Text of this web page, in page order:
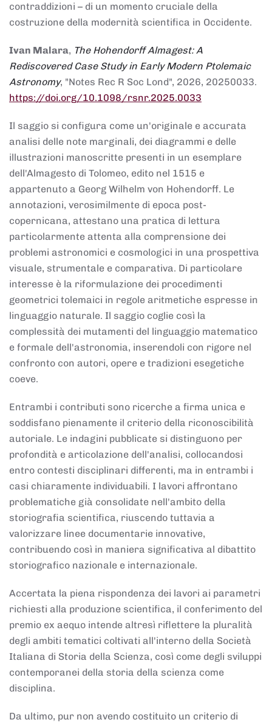
contraddizioni – di un momento cruciale della
costruzione della modernità scientifica in Occidente.
Ivan Malara, The Hohendorff Almagest: A
Rediscovered Case Study in Early Modern Ptolemaic
Astronomy, "Notes Rec R Soc Lond", 2026, 20250033.
https://doi.org/10.1098/rsnr.2025.0033
Il saggio si configura come un'originale e accurata
analisi delle note marginali, dei diagrammi e delle
illustrazioni manoscritte presenti in un esemplare
dell'Almagesto di Tolomeo, edito nel 1515 e
appartenuto a Georg Wilhelm von Hohendorff. Le
annotazioni, verosimilmente di epoca post-
copernicana, attestano una pratica di lettura
particolarmente attenta alla comprensione dei
problemi astronomici e cosmologici in una prospettiva
visuale, strumentale e comparativa. Di particolare
interesse è la riformulazione dei procedimenti
geometrici tolemaici in regole aritmetiche espresse in
linguaggio naturale. Il saggio coglie così la
complessità dei mutamenti del linguaggio matematico
e formale dell'astronomia, inserendoli con rigore nel
confronto con autori, opere e tradizioni esegetiche
coeve.
Entrambi i contributi sono ricerche a firma unica e
soddisfano pienamente il criterio della riconoscibilità
autoriale. Le indagini pubblicate si distinguono per
profondità e articolazione dell'analisi, collocandosi
entro contesti disciplinari differenti, ma in entrambi i
casi chiaramente individuabili. I lavori affrontano
problematiche già consolidate nell'ambito della
storiografia scientifica, riuscendo tuttavia a
valorizzare linee documentarie innovative,
contribuendo così in maniera significativa al dibattito
storiografico nazionale e internazionale.
Accertata la piena rispondenza dei lavori ai parametri
richiesti alla produzione scientifica, il conferimento del
premio ex aequo intende altresì riflettere la pluralità
degli ambiti tematici coltivati all'interno della Società
Italiana di Storia della Scienza, così come degli sviluppi
contemporanei della storia della scienza come
disciplina.
Da ultimo, pur non avendo costituito un criterio di